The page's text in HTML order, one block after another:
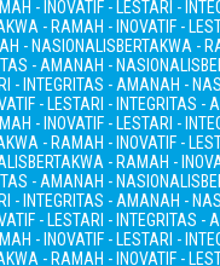
- INOVATIF - LESTARI -
- RAMAH - INOVATIF -
- NASIONALISBERTAKWA -
- AMANAH - NASIONALIS
- INTEGRITAS - AMANAH -
- LESTARI - INTEGRITAS -
- INOVATIF - LESTARI -
- RAMAH - INOVATIF -
BERTAKWA - RAMAH -
- AMANAH - NASIONALIS
- INTEGRITAS - AMANAH -
- LESTARI - INTEGRITAS -
- INOVATIF - LESTARI -
- RAMAH - INOVATIF -